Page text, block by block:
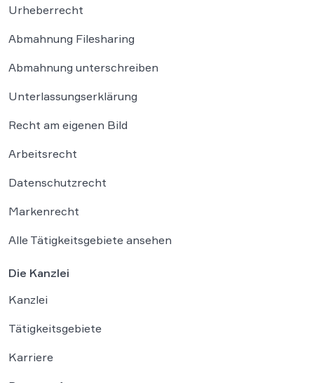
Urheberrecht
Abmahnung Filesharing
Abmahnung unterschreiben
Unterlassungserklärung
Recht am eigenen Bild
Arbeitsrecht
Datenschutzrecht
Markenrecht
Alle Tätigkeitsgebiete ansehen
Die Kanzlei
Kanzlei
Tätigkeitsgebiete
Karriere